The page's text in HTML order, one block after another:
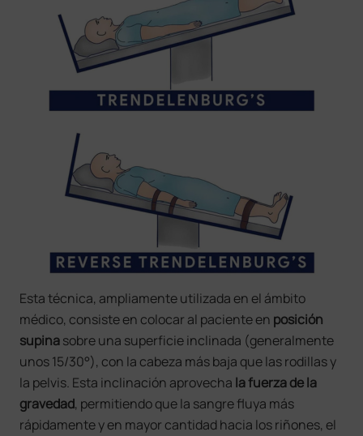
Esta técnica, ampliamente utilizada en el ámbito
médico, consiste en colocar al paciente en posición
supinasobre una superficie inclinada (generalmente
unos 15/30°), con la cabeza más baja que las rodillas y
la pelvis. Esta inclinación aprovecha la fuerza de la
gravedad, permitiendo que la sangre fluya más
rápidamente y en mayor cantidad hacia los riñones, el